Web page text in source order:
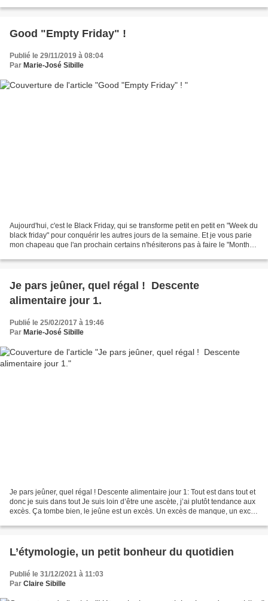
Good "Empty Friday" !
Publié le 29/11/2019 à 08:04
Par Marie-José Sibille
Aujourd'hui, c'est le Black Friday, qui se transforme petit en petit en "Week du
black friday" pour conquérir les autres jours de la semaine. Et je vous parie
mon chapeau que l'an prochain certains n'hésiterons pas à faire le "Month
Je pars jeûner, quel régal ! Descente
alimentaire jour 1.
Publié le 25/02/2017 à 19:46
Par Marie-José Sibille
Je pars jeûner, quel régal ! Descente alimentaire jour 1: Tout est dans tout et
donc je suis dans tout Je suis loin d’être une ascète, j’ai plutôt tendance aux
excès. Ça tombe bien, le jeûne est un excès. Un excès de manque, un excès
L’étymologie, un petit bonheur du quotidien
Publié le 31/12/2021 à 11:03
Par Claire Sibille